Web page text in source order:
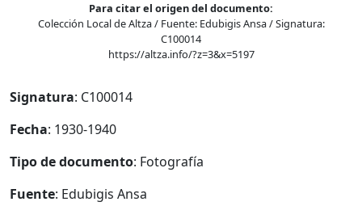
Para citar el origen del documento:
Colección Local de Altza / Fuente: Edubigis Ansa / Signatura:
C100014
https://altza.info/?z=3&x=5197
Signatura: C100014
Fecha: 1930-1940
Tipo de documento: Fotografía
Fuente: Edubigis Ansa